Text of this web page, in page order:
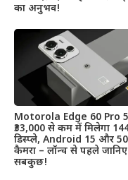
का अनुभव!
Motorola Edge 60 Pro
₹33,000 से कम में मिलेगा
डिस्प्ले, Android 15 और
कैमरा – लॉन्च से पहले जानिए
सबकुछ!